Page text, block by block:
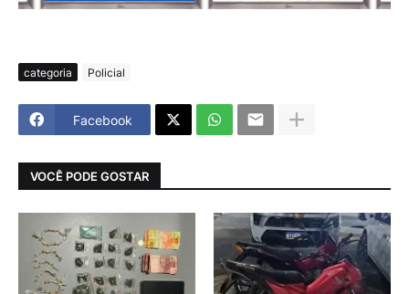
categoria Policial
Facebook
VOCÊ PODE GOSTAR